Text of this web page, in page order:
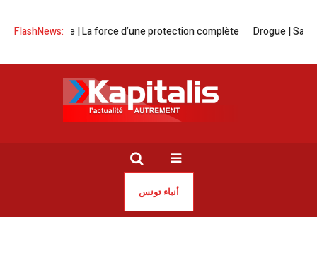
FlashNews:
Prévoyance | La force d’une protection complète Drogue |
أنباء تونس